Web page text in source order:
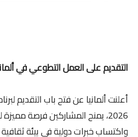
التقديم على العمل التطوعي في
أعلنت ألمانيا عن فتح باب التقديم
2026، يمنح المشاركين فرصة مميزة
واكتساب خبرات دولية في بيئة